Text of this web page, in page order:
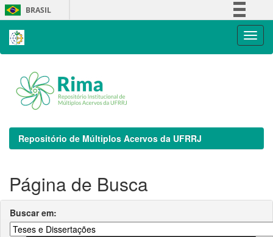
Skip
navigation
BRASIL
Repositório de Múltiplos Acervos da UFRRJ
Página de Busca
Buscar em: